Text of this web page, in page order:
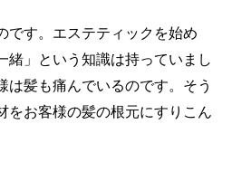
です。エステティックを始め
緒」という知識は持っていまし
は髪も痛んでいるのです。そう
をお客様の髪の根元にすりこん